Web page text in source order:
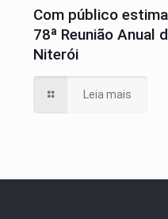
Com público
78ª Reunião Anual
Niterói
Leia mais